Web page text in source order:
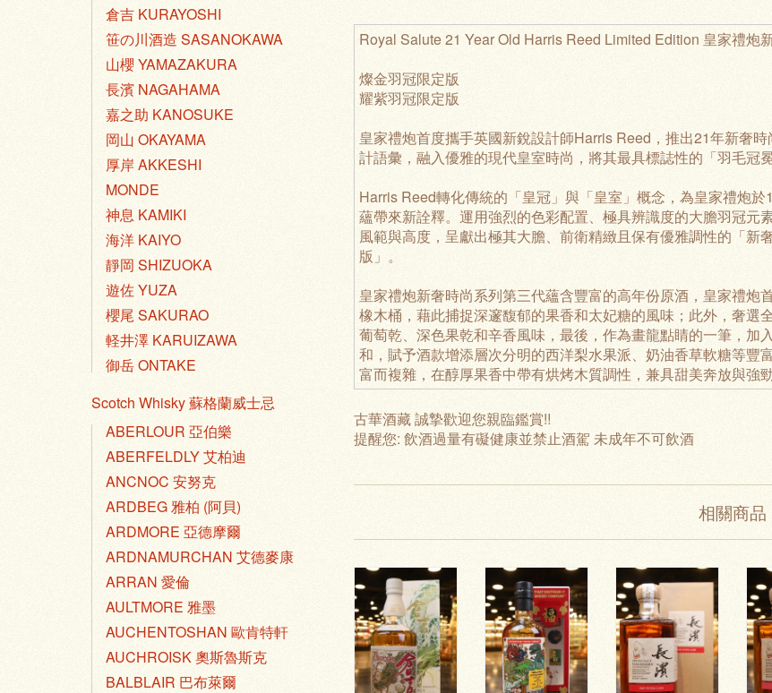
倉吉 KURAYOSHI
笹の川酒造 SASANOKAWA
山櫻 YAMAZAKURA
長濱 NAGAHAMA
嘉之助 KANOSUKE
岡山 OKAYAMA
厚岸 AKKESHI
MONDE
神息 KAMIKI
海洋 KAIYO
靜岡 SHIZUOKA
遊佐 YUZA
櫻尾 SAKURAO
軽井澤 KARUIZAWA
御岳 ONTAKE
Scotch Whisky 蘇格蘭威士忌
ABERLOUR 亞伯樂
ABERFELDLY 艾柏迪
ANCNOC 安努克
ARDBEG 雅柏 (阿貝)
ARDMORE 亞德摩爾
ARDNAMURCHAN 艾德麥康
ARRAN 愛倫
AULTMORE 雅墨
AUCHENTOSHAN 歐肯特軒
AUCHROISK 奧斯魯斯克
BALBLAIR 巴布萊爾
Royal Salute 21 Year Old Harris Reed Limited Edition 皇家禮炮
燦金羽冠限定版
耀紫羽冠限定版
皇家禮炮首度攜手英國新銳設計師Harris Reed，推出21年新奢
計語彙，融入優雅的現代皇室時尚，將其最具標誌性的「羽毛冠
Harris Reed轉化傳統的「皇冠」與「皇室」概念，為皇家禮炮
蘊帶來新詮釋。運用強烈的色彩配置、極具辨識度的大膽羽冠元
風範與高度，呈獻出極其大膽、前衛精緻且保有優雅調性的「
版」。
皇家禮炮新奢時尚系列第三代蘊含豐富的高年份原酒，皇家禮炮
橡木桶，藉此捕捉深邃馥郁的果香和太妃糖的風味；此外，奢選
葡萄乾、深色果乾和辛香風味，最後，作為畫龍點睛的一筆，加
和，賦予酒款增添層次分明的西洋梨水果派、奶油香草軟糖等豐
富而複雜，在醇厚果香中帶有烘烤木質調性，兼具甜美奔放與強
古華酒藏 誠摯歡迎您親臨鑑賞!!
提醒您: 飲酒過量有礙健康並禁止酒駕 未成年不可飲酒
相關商品